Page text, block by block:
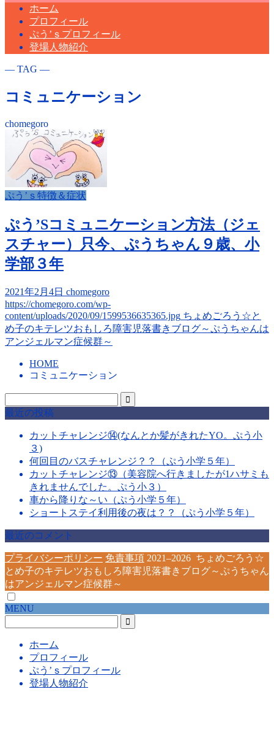
ホーム
プロフィール
ぷう’ｓプロフィール
登場人物紹介
― TAG ―
コミュニケーション
chomegoro
ぷう’ｓ特徴＆症状
ぷう’Sコミュニケーション方法（ジェ
スチャー）只今、ぷうちゃん９歳、小
学部３年
2021年2月4日 chomegoro
https://chomegoro.com/wp-
content/uploads/2020/09/1599536635365.jpg ちょめごろう☆と
め子のキテレツおもしろ障害児落書きブログ～ぷうちゃんは
アンジェルマン症候群～
HOME
コミュニケーション
最近の投稿
カットチャレンジ⑭(なんとか髪がきれたYO。ぷう小
３)
何回目のバスチャレンジ？？（ぷう小学５年）
カットチャレンジ⑬（美容院へ行きましたが1ハサミも
きれませんでした。ぷう小３）
車から降りな～い（ぷう小学５年）
ショートステイ利用後の夜は？？（ぷう小学５年）
最近のコメント
プライバシーポリシー 免責事項 2021–2026 ちょめごろう☆
とめ子のキテレツおもしろ障害児落書きブログ～ぷうちゃん
はアンジェルマン症候群～
MENU
ホーム
プロフィール
ぷう’ｓプロフィール
登場人物紹介